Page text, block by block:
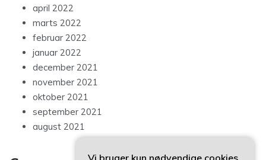
april 2022
marts 2022
februar 2022
januar 2022
december 2021
november 2021
oktober 2021
september 2021
august 2021
Vi bruger kun nødvendige cookies